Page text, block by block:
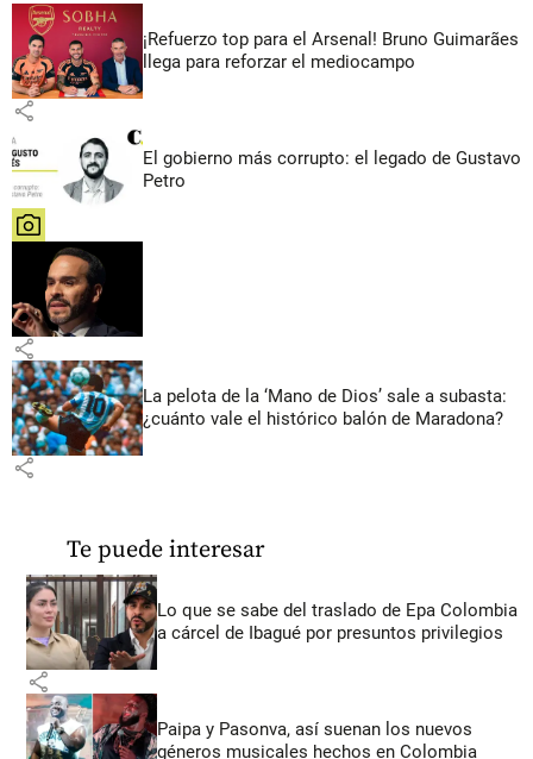
¡Refuerzo top para el Arsenal! Bruno Guimarães
llega para reforzar el mediocampo
share
El gobierno más corrupto: el legado de Gustavo
Petro
share
share
La pelota de la ‘Mano de Dios’ sale a subasta:
¿cuánto vale el histórico balón de Maradona?
share
Te puede interesar
Lo que se sabe del traslado de Epa Colombia
a cárcel de Ibagué por presuntos privilegios
share
Paipa y Pasonva, así suenan los nuevos
géneros musicales hechos en Colombia